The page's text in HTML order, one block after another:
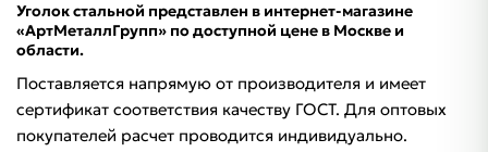
Уголок стальной представлен в интернет-магазине
«АртМеталлГрупп» по доступной цене в Москве и
области.
Поставляется напрямую от производителя и имеет
сертификат соответствия качеству ГОСТ. Для оптовых
покупателей расчет проводится индивидуально.